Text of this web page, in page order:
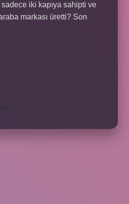
iki kapıya sahipti ve
markası üretti? Son